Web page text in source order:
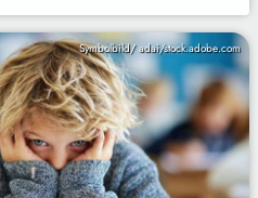
Symbolbild/ adai/stock.adobe.com